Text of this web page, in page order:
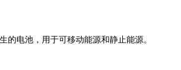
电池，用于可移动能源和静止能源。